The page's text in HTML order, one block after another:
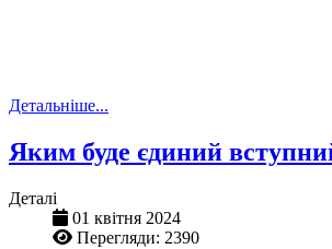
Детальніше...
Яким буде єдиний
Деталі
01 квітня 2024
Перегляди: 2390